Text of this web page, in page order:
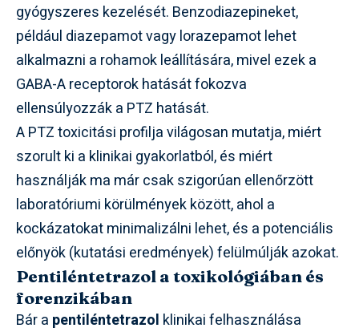
gyógyszeres kezelését. Benzodiazepineket,
például diazepamot vagy lorazepamot lehet
alkalmazni a rohamok leállítására, mivel ezek a
GABA-A receptorok hatását fokozva
ellensúlyozzák a PTZ hatását.
A PTZ toxicitási profilja világosan mutatja, miért
szorult ki a klinikai gyakorlatból, és miért
használják ma már csak szigorúan ellenőrzött
laboratóriumi körülmények között, ahol a
kockázatokat minimalizálni lehet, és a potenciális
előnyök (kutatási eredmények) felülmúlják azokat.
Pentiléntetrazol a toxikológiában és
forenzikában
Bár a pentiléntetrazol klinikai felhasználása